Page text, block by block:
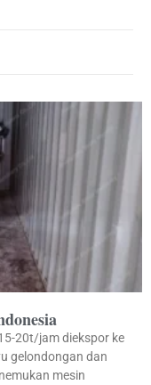
20t/jam diekspor ke
gelondongan dan
mesin